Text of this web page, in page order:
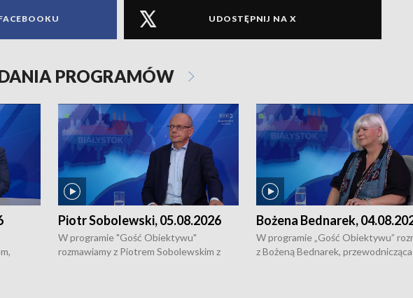
UDOSTĘPNIJ NA X
PROGRAMÓW
Piotr Sobolewski, 05.08.2026
W programie "Gość Obiektywu"
rozmawiamy z Piotrem Sobolewskim z
Bożena Bednarek,
W programie „Gość Obiektywu”
z Bożeną Bednarek, przewodnicząca